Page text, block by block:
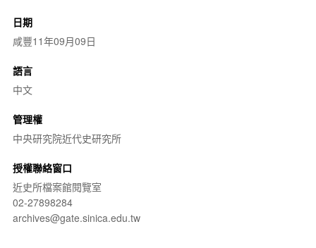
日期
咸豐11年09月09日
語言
中文
管理權
中央研究院近代史研究所
授權聯絡窗口
近史所檔案館閱覽室
02-27898284
archives@gate.sinica.edu.tw